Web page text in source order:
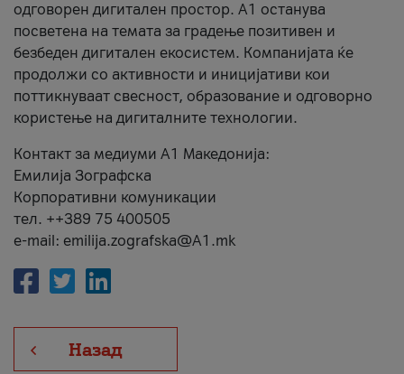
одговорен дигитален простор. А1 останува
посветена на темата за градење позитивен и
безбеден дигитален екосистем. Компанијата ќе
продолжи со активности и иницијативи кои
поттикнуваат свесност, образование и одговорно
користење на дигиталните технологии.
Контакт за медиуми А1 Македонија:
Емилија Зографска
Корпоративни комуникации
тел. ++389 75 400505
e-mail: emilija.zografska@A1.mk
Назад